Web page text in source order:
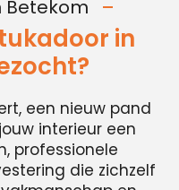
Betekom
in
een nieuw pand
interieur een
professionele
die zichzelf